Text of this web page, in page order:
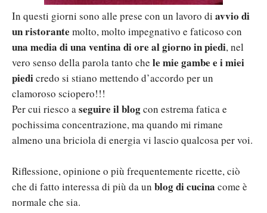
In questi giorni sono alle prese con un lavoro di avvio di
un ristorante molto, molto impegnativo e faticoso con
una media di una ventina di ore al giorno in piedi, nel
vero senso della parola tanto che le mie gambe e i miei
piedicredo si stiano mettendo d’accordo per un
clamoroso sciopero!!!
Per cui riesco aseguire il blogcon estrema fatica e
pochissima concentrazione, ma quando mi rimane
almeno una briciola di energia vi lascio qualcosa per voi.
Riflessione, opinione o più frequentemente ricette, ciò
che di fatto interessa di più da un blog di cucina come è
normale che sia.